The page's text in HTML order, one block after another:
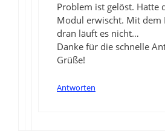
Problem ist gelöst. Hatte
Modul erwischt. Mit dem
dran läuft es nicht…
Danke für die schnelle
Grüße!
Antworten